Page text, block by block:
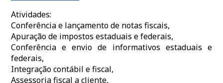
Atividades:
Conferência e lançamento de notas fiscais,
Apuração de impostos estaduais e federais,
Conferência e envio de informativos estaduais e
federais,
Integração contábil e fiscal,
Assessoria fiscal a cliente,